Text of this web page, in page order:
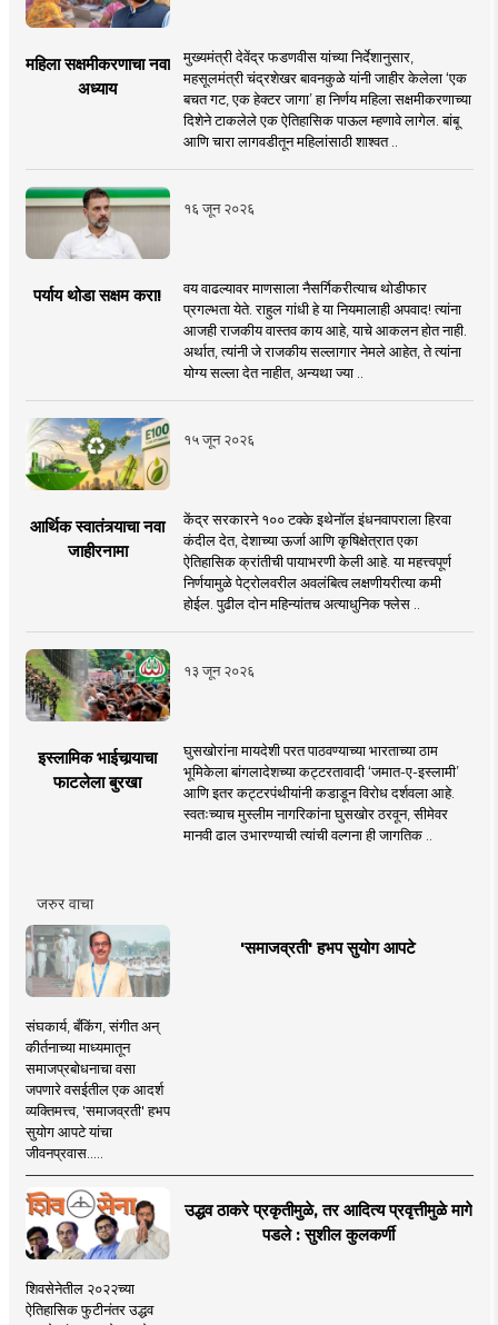
महिला सक्षमीकरणाचा नवा
अध्याय
मुख्यमंत्री देवेंद्र फडणवीस यांच्या निर्देशानुसार,
महसूलमंत्री चंद्रशेखर बावनकुळे यांनी जाहीर केलेला ‘एक
बचत गट, एक हेक्टर जागा’ हा निर्णय महिला सक्षमीकरणाच्या
दिशेने टाकलेले एक ऐतिहासिक पाऊल म्हणावे लागेल. बांबू
आणि चारा लागवडीतून महिलांसाठी शाश्वत ..
१६ जून २०२६
पर्याय थोडा सक्षम करा!
वय वाढल्यावर माणसाला नैसर्गिकरीत्याच थोडीफार
प्रगल्भता येते. राहुल गांधी हे या नियमालाही अपवाद! त्यांना
आजही राजकीय वास्तव काय आहे, याचे आकलन होत नाही.
अर्थात, त्यांनी जे राजकीय सल्लागार नेमले आहेत, ते त्यांना
योग्य सल्ला देत नाहीत, अन्यथा ज्या ..
१५ जून २०२६
आर्थिक स्वातंत्र्याचा नवा
जाहीरनामा
केंद्र सरकारने १०० टक्के इथेनॉल इंधनवापराला हिरवा
कंदील देत, देशाच्या ऊर्जा आणि कृषिक्षेत्रात एका
ऐतिहासिक क्रांतीची पायाभरणी केली आहे. या महत्त्वपूर्ण
निर्णयामुळे पेट्रोलवरील अवलंबित्व लक्षणीयरीत्या कमी
होईल. पुढील दोन महिन्यांतच अत्याधुनिक फ्लेस ..
१३ जून २०२६
इस्लामिक भाईचार्‍याचा
फाटलेला बुरखा
घुसखोरांना मायदेशी परत पाठवण्याच्या भारताच्या ठाम
भूमिकेला बांगलादेशच्या कट्टरतावादी ‘जमात-ए-इस्लामी’
आणि इतर कट्टरपंथीयांनी कडाडून विरोध दर्शवला आहे.
स्वतःच्याच मुस्लीम नागरिकांना घुसखोर ठरवून, सीमेवर
मानवी ढाल उभारण्याची त्यांची वल्गना ही जागतिक ..
जरुर वाचा
'समाजव्रती' हभप सुयोग आपटे
संघकार्य, बँकिंग, संगीत अन्
कीर्तनाच्या माध्यमातून
समाजप्रबोधनाचा वसा
जपणारे वसईतील एक आदर्श
व्यक्तिमत्त्व, 'समाजव्रती' हभप
सुयोग आपटे यांचा
जीवनप्रवास.....
उद्धव ठाकरे प्रकृतीमुळे, तर आदित्य प्रवृत्तीमुळे मागे
पडले : सुशील कुलकर्णी
शिवसेनेतील २०२२च्या
ऐतिहासिक फुटीनंतर उद्धव